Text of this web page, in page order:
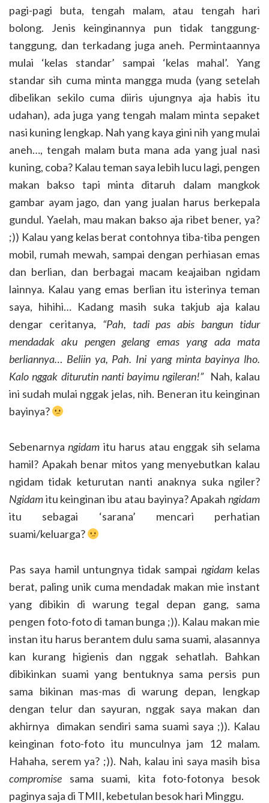
pagi-pagi buta, tengah malam, atau tengah hari
bolong. Jenis keinginannya pun tidak tanggung-
tanggung, dan terkadang juga aneh. Permintaannya
mulai ‘kelas standar’ sampai ‘kelas mahal’. Yang
standar sih cuma minta mangga muda (yang setelah
dibelikan sekilo cuma diiris ujungnya aja habis itu
udahan), ada juga yang tengah malam minta sepaket
nasi kuning lengkap. Nah yang kaya gini nih yang mulai
aneh…, tengah malam buta mana ada yang jual nasi
kuning, coba? Kalau teman saya lebih lucu lagi, pengen
makan bakso tapi minta ditaruh dalam mangkok
gambar ayam jago, dan yang jualan harus berkepala
gundul. Yaelah, mau makan bakso aja ribet bener, ya?
;)) Kalau yang kelas berat contohnya tiba-tiba pengen
mobil, rumah mewah, sampai dengan perhiasan emas
dan berlian, dan berbagai macam keajaiban ngidam
lainnya. Kalau yang emas berlian itu isterinya teman
saya, hihihi… Kadang masih suka takjub aja kalau
dengar ceritanya, “Pah, tadi pas abis bangun tidur
mendadak aku pengen gelang emas yang ada mata
berliannya… Beliin ya, Pah. Ini yang minta bayinya lho.
Kalo nggak diturutin nanti bayimu ngileran!” Nah, kalau
ini sudah mulai nggak jelas, nih. Beneran itu keinginan
bayinya?
Sebenarnyangidam itu harus atau enggak sih selama
hamil? Apakah benar mitos yang menyebutkan kalau
ngidam tidak keturutan nanti anaknya suka ngiler?
Ngidamitu keinginan ibu atau bayinya? Apakah ngidam
itu sebagai ‘sarana’ mencari perhatian
suami/keluarga?
Pas saya hamil untungnya tidak sampai ngidamkelas
berat, paling unik cuma mendadak makan mie instant
yang dibikin di warung tegal depan gang, sama
pengen foto-foto di taman bunga ;)). Kalau makan mie
instan itu harus berantem dulu sama suami, alasannya
kan kurang higienis dan nggak sehatlah. Bahkan
dibikinkan suami yang bentuknya sama persis pun
sama bikinan mas-mas di warung depan, lengkap
dengan telur dan sayuran, nggak saya makan dan
akhirnya dimakan sendiri sama suami saya ;)). Kalau
keinginan foto-foto itu munculnya jam 12 malam.
Hahaha, serem ya? ;)). Nah, kalau ini saya masih bisa
compromise sama suami, kita foto-fotonya besok
paginya saja di TMII, kebetulan besok hari Minggu.